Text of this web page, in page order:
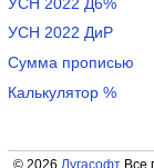
УСН 2022 Д6%
УСН 2022 ДиР
Сумма прописью
Калькулятор %
© 2026 ЛугасофтВсе